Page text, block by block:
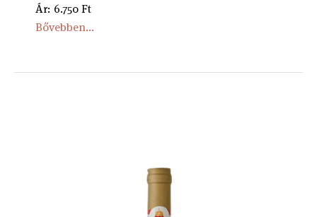
Ár: 6.750 Ft
Bővebben...